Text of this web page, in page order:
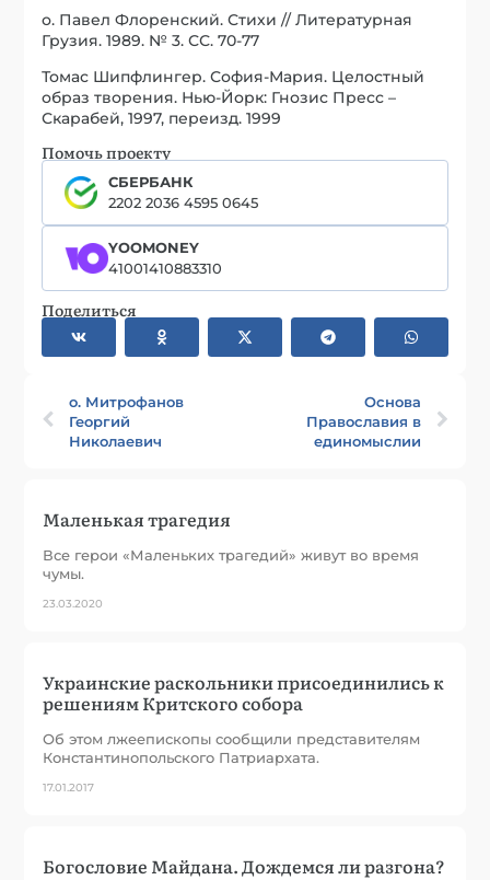
о. Павел Флоренский. Стихи // Литературная
Грузия. 1989. № 3. СС. 70-77
Томас Шипфлингер. София-Мария. Целостный
образ творения. Нью-Йорк: Гнозис Пресс –
Скарабей, 1997, переизд. 1999
Помочь проекту
СБЕРБАНК
2202 2036 4595 0645
YOOMONEY
41001410883310
Поделиться
о. Митрофанов
Георгий
Николаевич
Основа
Православия в
единомыслии
Маленькая трагедия
Все герои «Маленьких трагедий» живут во время
чумы.
23.03.2020
Украинские раскольники присоединились к
решениям Критского собора
Об этом лжеепископы сообщили представителям
Константинопольского Патриархата.
17.01.2017
Богословие Майдана. Дождемся ли разгона?